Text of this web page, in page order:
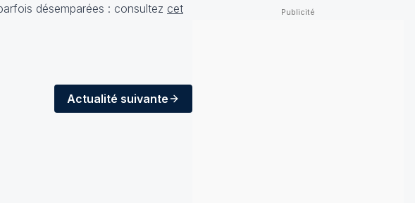
désemparées : consultez cet
Actualité suivante